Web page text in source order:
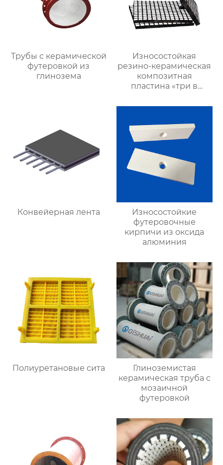
Трубы с керамической
футеровкой из
глинозема
Износостойкая
резино-керамическая
композитная
пластина «три в
Конвейерная лента
Износостойкие
футеровочные
кирпичи из оксида
алюминия
Полиуретановые сита
Глиноземистая
керамическая труба с
мозаичной
футеровкой